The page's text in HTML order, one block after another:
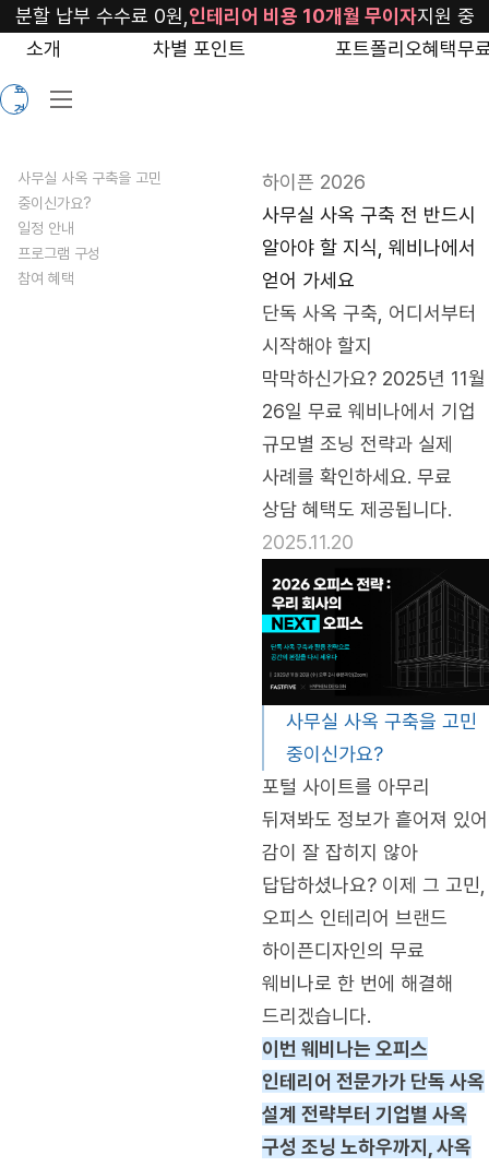
blog/office-
building-
webinar
료
견
소개 차별 포인트 포트폴리오혜택무
분할 납부 수수료 0원, 인테리어 비용 10개월 무이자지원 중
사무실 사옥 구축 전 반드시
알아야 할 지식, 웨비나에서
얻어 가세요
단독 사옥 구축, 어디서부터
시작해야 할지
막막하신가요? 2025년 11월
26일 무료 웨비나에서 기업
규모별 조닝 전략과 실제
사례를 확인하세요. 무료
상담 혜택도 제공됩니다.
하이픈 2026
2025.11.20
사무실 사옥 구축을 고민
중이신가요?
포털 사이트를 아무리
뒤져봐도 정보가 흩어져 있어
감이 잘 잡히지 않아
답답하셨나요? 이제 그 고민,
오피스 인테리어 브랜드
하이픈디자인의 무료
웨비나로 한 번에 해결해
드리겠습니다.
이번 웨비나는 오피스
인테리어 전문가가 단독 사옥
설계 전략부터 기업별 사옥
구성 조닝 노하우까지, 사옥
사무실 사옥 구축을 고민
중이신가요?
일정 안내
프로그램 구성
참여 혜택